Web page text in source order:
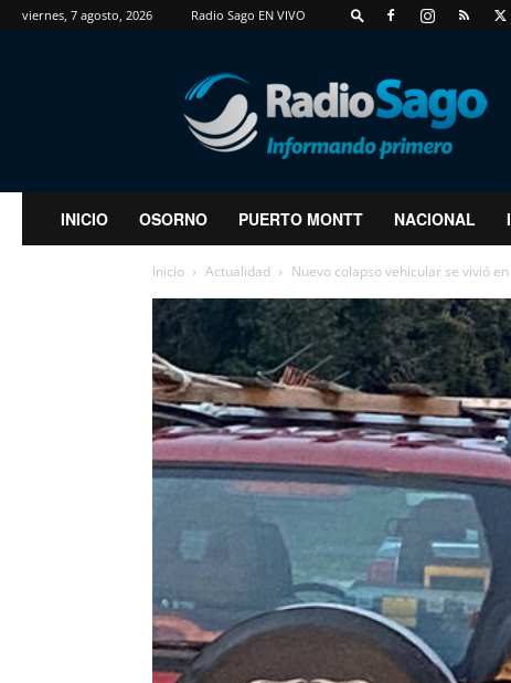
viernes, 7 agosto, 2026 Radio Sago EN VIVO
RadioSago
INICIO OSORNO PUERTO MONTT NACIONAL
Inicio Actualidad Nuevo colapso vehicular se vivió